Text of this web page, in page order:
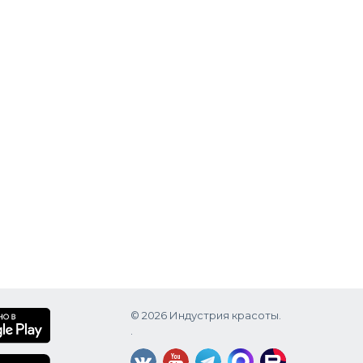
© 2026 Индустрия красоты.